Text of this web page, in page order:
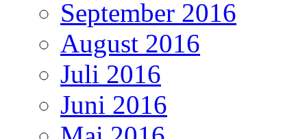
September 2016
August 2016
Juli 2016
Juni 2016